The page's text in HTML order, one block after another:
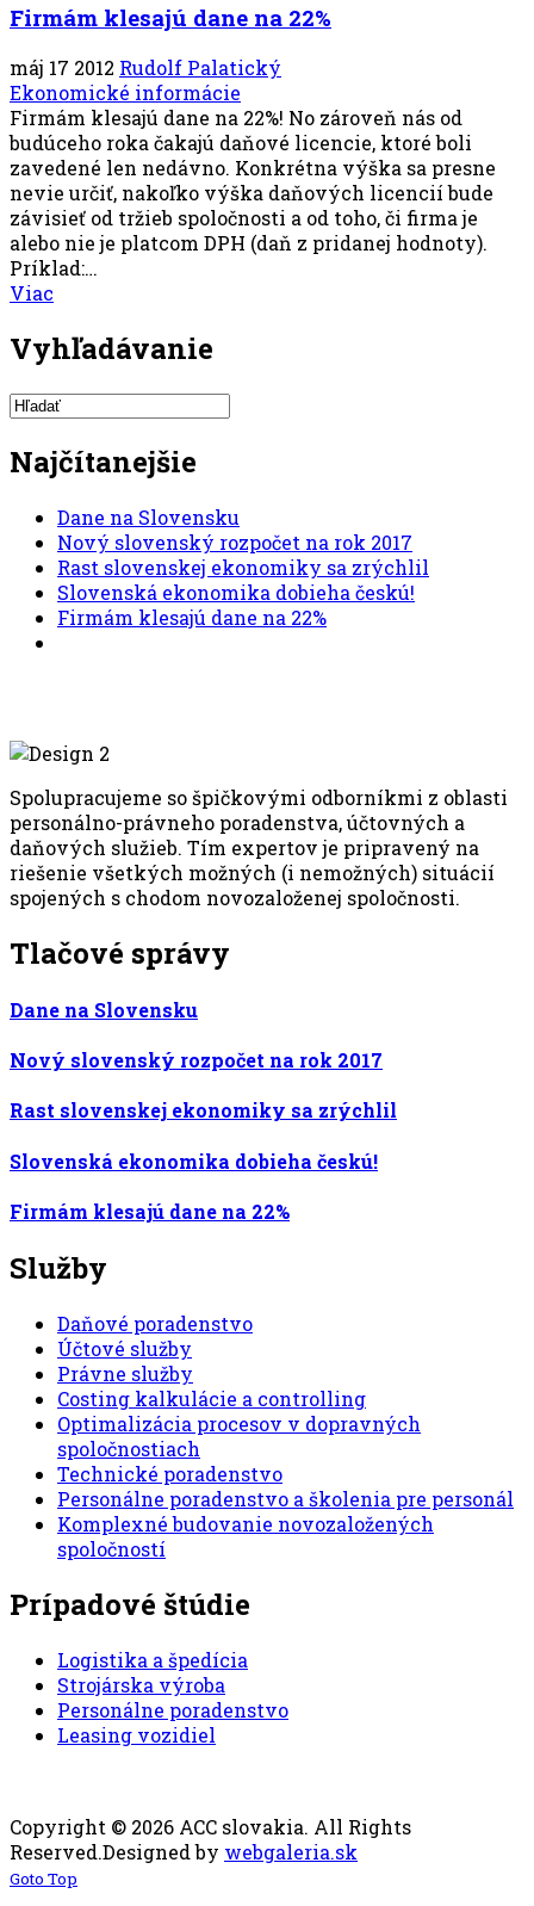
Firmám klesajú dane na 22%
máj 17 2012 Rudolf Palatický
Ekonomické informácie
Firmám klesajú dane na 22%! No zároveň nás od
budúceho roka čakajú daňové licencie, ktoré boli
zavedené len nedávno. Konkrétna výška sa presne
nevie určiť, nakoľko výška daňových licencií bude
závisieť od tržieb spoločnosti a od toho, či firma je
alebo nie je platcom DPH (daň z pridanej hodnoty).
Príklad:…
Viac
Vyhľadávanie
Najčítanejšie
Dane na Slovensku
Nový slovenský rozpočet na rok 2017
Rast slovenskej ekonomiky sa zrýchlil
Slovenská ekonomika dobieha českú!
Firmám klesajú dane na 22%
Spolupracujeme so špičkovými odborníkmi z oblasti
personálno-právneho poradenstva, účtovných a
daňových služieb. Tím expertov je pripravený na
riešenie všetkých možných (i nemožných) situácií
spojených s chodom novozaloženej spoločnosti.
Tlačové správy
Dane na Slovensku
Nový slovenský rozpočet na rok 2017
Rast slovenskej ekonomiky sa zrýchlil
Slovenská ekonomika dobieha českú!
Firmám klesajú dane na 22%
Služby
Daňové poradenstvo
Účtové služby
Právne služby
Costing kalkulácie a controlling
Optimalizácia procesov v dopravných
spoločnostiach
Technické poradenstvo
Personálne poradenstvo a školenia pre personál
Komplexné budovanie novozaložených
spoločností
Prípadové štúdie
Logistika a špedícia
Strojárska výroba
Personálne poradenstvo
Leasing vozidiel
Copyright © 2026 ACC slovakia. All Rights
Reserved.Designed by webgaleria.sk
Goto Top